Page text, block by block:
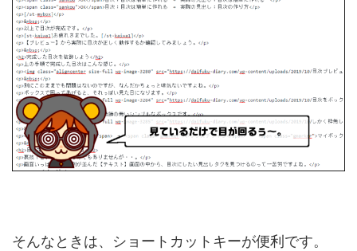
そんなときは、ショートカットキーが便利です。